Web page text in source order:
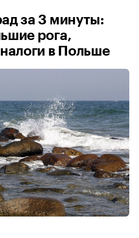
за 3 минуты:
рога,
в Польше